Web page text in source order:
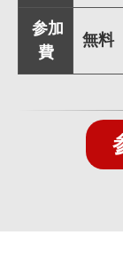
参加
費
無料